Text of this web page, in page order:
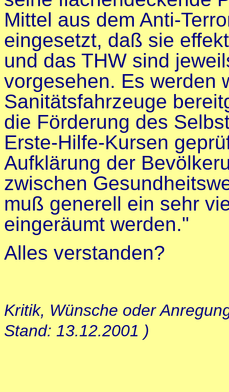
Mittel aus dem Anti-
eingesetzt, daß sie
und das THW sind
vorgesehen. Es werden
Sanitätsfahrzeuge
die Förderung des
Erste-Hilfe-Kursen
Aufklärung der
zwischen
muß generell ein sehr
eingeräumt werden."
Alles verstanden?
Kritik, Wünsche oder
Stand: 13.12.2001 )